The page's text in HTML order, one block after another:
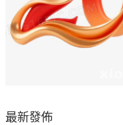
最新發佈